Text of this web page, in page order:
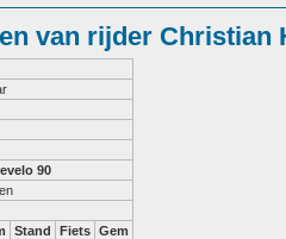
van rijder Christian
90
Stand Fiets Gem